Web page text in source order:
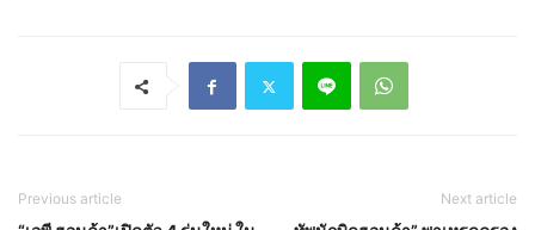
Previous article Next article